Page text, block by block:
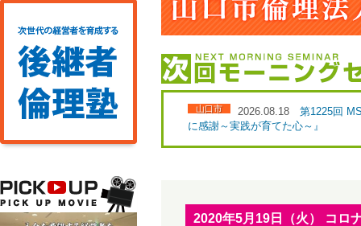
山口市 2026.08.18
第1225回
に感謝～実践が育てた心～』
2020年5月19日（火） コロ